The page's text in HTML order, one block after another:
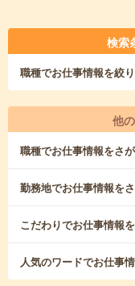
検索
職種でお仕事情報を絞
他
職種でお仕事情報をさ
勤務地でお仕事情報を
こだわりでお仕事情報
人気のワードでお仕事